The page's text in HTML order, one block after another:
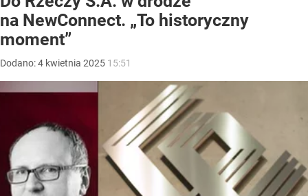
na NewConnect. „To historyczny
moment”
Dodano:4 kwietnia 2025 15:51